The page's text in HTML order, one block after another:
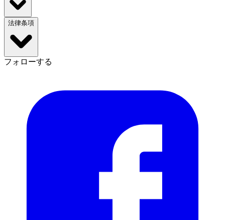
法律条項
フォローする